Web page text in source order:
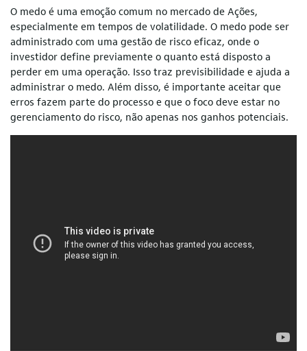
O medo é uma emoção comum no mercado de Ações,
especialmente em tempos de volatilidade. O medo pode ser
administrado com uma gestão de risco eficaz, onde o
investidor define previamente o quanto está disposto a
perder em uma operação. Isso traz previsibilidade e ajuda a
administrar o medo. Além disso, é importante aceitar que
erros fazem parte do processo e que o foco deve estar no
gerenciamento do risco, não apenas nos ganhos potenciais.